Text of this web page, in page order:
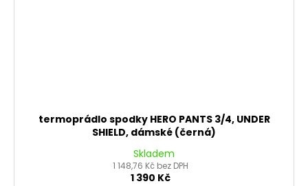
termoprádlo spodky HERO PANTS 3/4, UNDER
SHIELD, dámské (černá)
Skladem
1 148,76 Kč bez DPH
1 390 Kč